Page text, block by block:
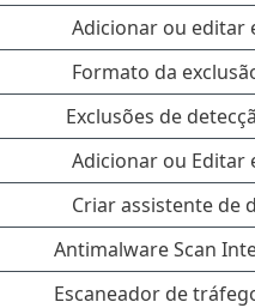
Adicionar ou editar
Formato da
Exclusões de
Adicionar ou Editar
Criar assistente de
Antimalware Scan
Escaneador de